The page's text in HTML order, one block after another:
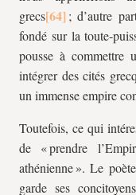
grecs
; d’autre
fondé sur la toute-
pousse à commettre
intégrer des cités
un immense empire
Toutefois, ce qui
de « prendre
athénienne ». Le
garde ses